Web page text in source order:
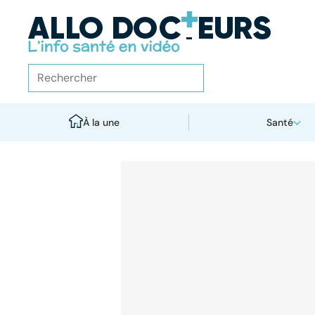
À la une Santé